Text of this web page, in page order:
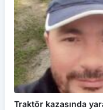
Traktör kazasında